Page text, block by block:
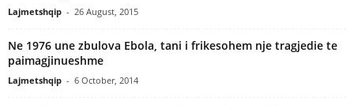
Lajmetshqip - 26 August, 2015
Ne 1976 une zbulova Ebola, tani i frikesohem nje tragjedie te
paimagjinueshme
Lajmetshqip - 6 October, 2014